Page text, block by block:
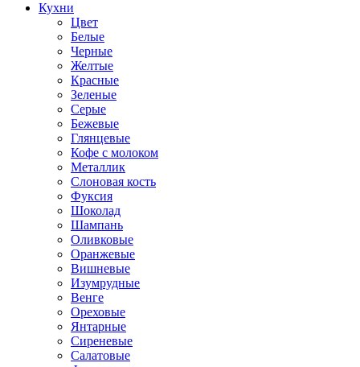
Кухни
Цвет
Белые
Черные
Желтые
Красные
Зеленые
Серые
Бежевые
Глянцевые
Кофе с молоком
Металлик
Слоновая кость
Фуксия
Шоколад
Шампань
Оливковые
Оранжевые
Вишневые
Изумрудные
Венге
Ореховые
Янтарные
Сиреневые
Салатовые